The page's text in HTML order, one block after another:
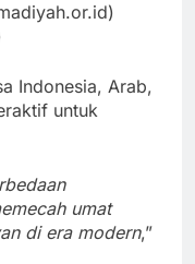
Indonesia, Arab,
untuk
umat
di era modern,”